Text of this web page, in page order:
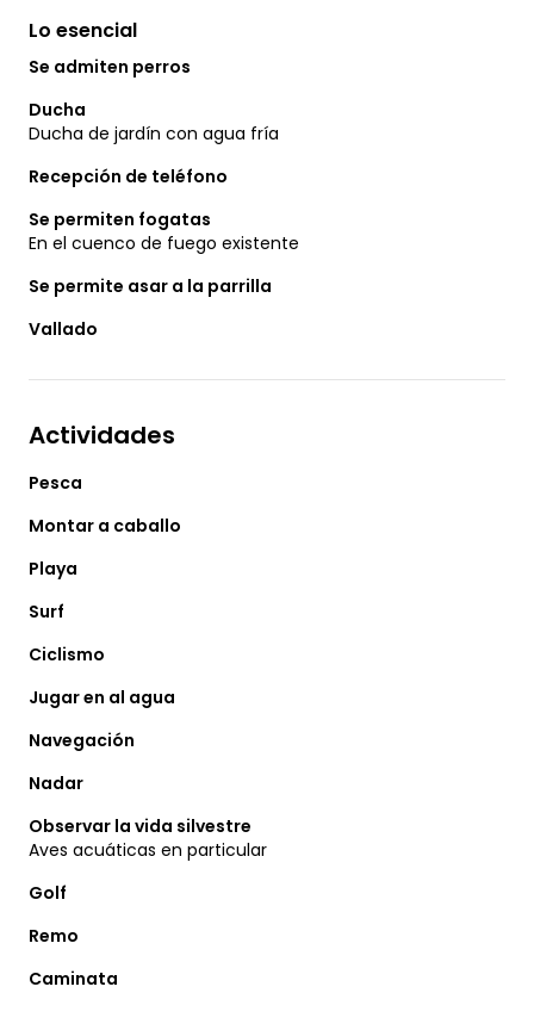
Lo esencial
Se admiten perros
Ducha
Ducha de jardín con agua fría
Recepción de teléfono
Se permiten fogatas
En el cuenco de fuego existente
Se permite asar a la parrilla
Vallado
Actividades
Pesca
Montar a caballo
Playa
Surf
Ciclismo
Jugar en al agua
Navegación
Nadar
Observar la vida silvestre
Aves acuáticas en particular
Golf
Remo
Caminata